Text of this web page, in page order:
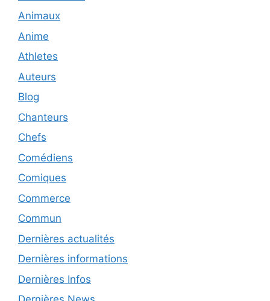
Animaux
Anime
Athletes
Auteurs
Blog
Chanteurs
Chefs
Comédiens
Comiques
Commerce
Commun
Dernières actualités
Dernières informations
Dernières Infos